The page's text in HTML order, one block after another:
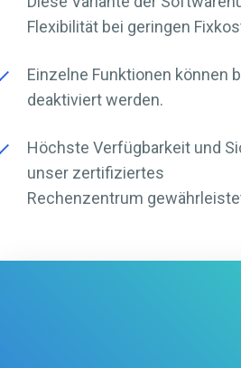
Flexibilität bei geringen
Einzelne Funktionen können
deaktiviert werden.
Höchste Verfügbarkeit und
unser zertifiziertes
Rechenzentrum